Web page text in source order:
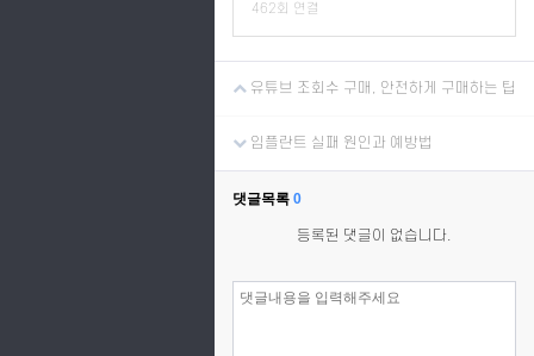
462회 연결
유튜브 조회수 구매, 안전하게 구매하는 팁
임플란트 실패 원인과 예방법
댓글목록 0
등록된 댓글이 없습니다.